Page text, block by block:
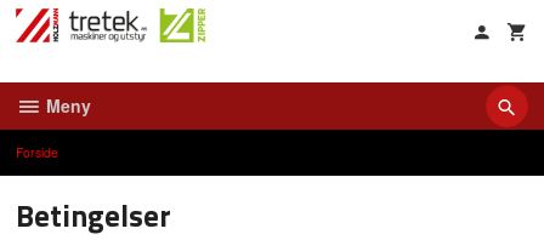
Gå
Meny
Forside
Betingelser